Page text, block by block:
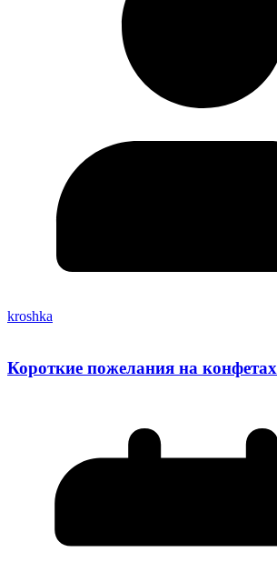
kroshka
Короткие пожелания на конфетах